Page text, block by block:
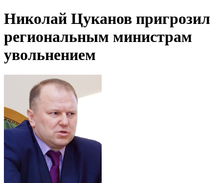
Николай Цуканов пригрозил
региональным министрам
увольнением